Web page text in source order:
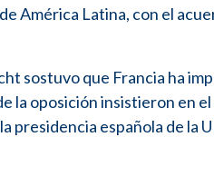
América Latina, con el
sostuvo que Francia ha
la oposición insistieron en
presidencia española de la